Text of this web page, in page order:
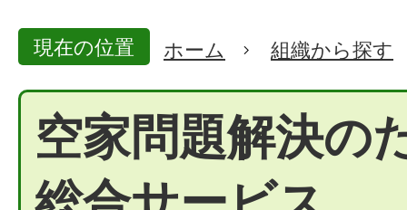
現在の位置 ホーム 組織から探す
空家問題解決の